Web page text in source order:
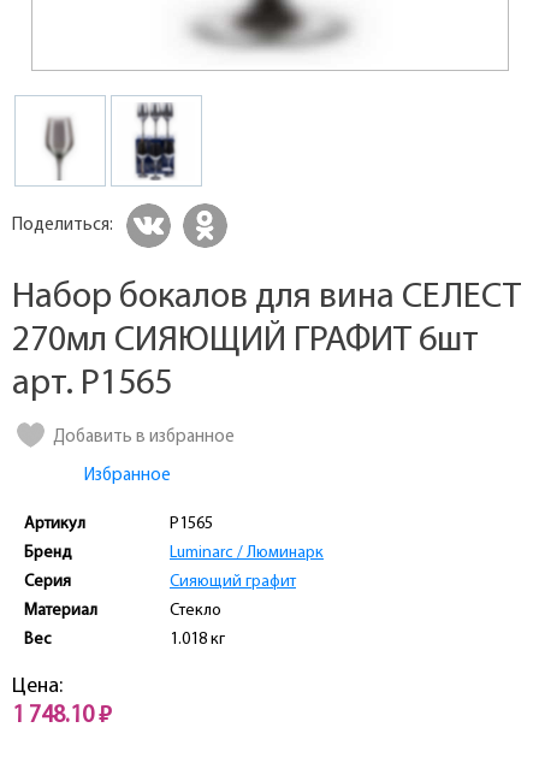
Поделиться:
Набор бокалов для вина СЕЛЕСТ
270мл СИЯЮЩИЙ ГРАФИТ 6шт
арт. P1565
Добавить в избранное
Избранное
Артикул
P1565
Бренд
Luminarc / Люминарк
Серия
Сияющий графит
Материал
Стекло
Вес
1.018 кг
Цена:
1 748.10 ₽